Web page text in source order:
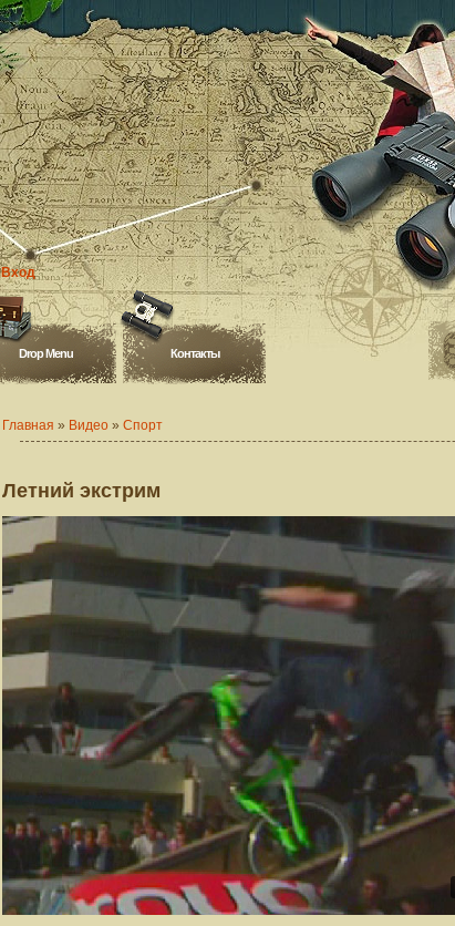
Вход
Drop Menu Контакты
Главная » Видео » Спорт
Летний экстрим